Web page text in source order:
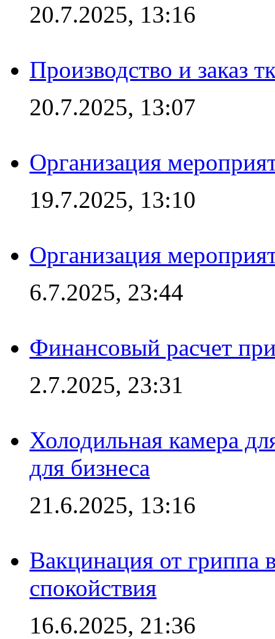
20.7.2025, 13:16
Производство и заказ
20.7.2025, 13:07
Организация
19.7.2025, 13:10
Организация
6.7.2025, 23:44
Финансовый расчет
2.7.2025, 23:31
Холодильная камера
для бизнеса
21.6.2025, 13:16
Вакцинация от гриппа
спокойствия
16.6.2025, 21:36